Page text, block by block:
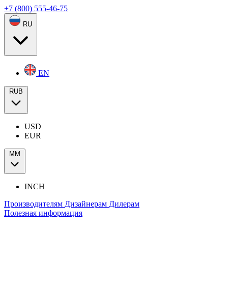
+7 (800) 555-46-75
RU
EN
RUB
USD
EUR
ММ
INCH
Производителям Дизайнерам Дилерам
Полезная информация